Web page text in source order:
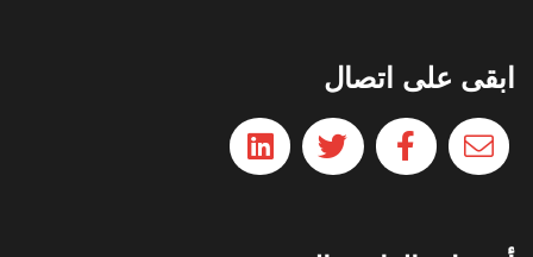
ابقى على اتصال